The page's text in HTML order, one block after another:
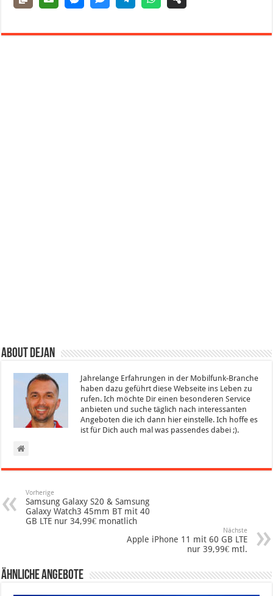
About Dejan
Jahrelange Erfahrungen in der Mobilfunk-Branche
haben dazu geführt diese Webseite ins Leben zu
rufen. Ich möchte Dir einen besonderen Service
anbieten und suche täglich nach interessanten
Angeboten die ich dann hier einstelle. Ich hoffe es
ist für Dich auch mal was passendes dabei ;).
Vorherige
Samsung Galaxy S20 & Samsung
Galaxy Watch3 45mm BT mit 40
GB LTE nur 34,99€ monatlich
Nächste
Apple iPhone 11 mit 60 GB LTE
nur 39,99€ mtl.
Ähnliche Angebote